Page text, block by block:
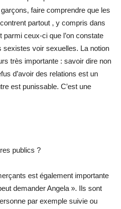
faire comprendre que les
partout , y compris dans
ceux-ci que l’on constate
sexistes voir sexuelles. La notion
très importante : savoir dire non
d’avoir des relations est un
est punissable. C’est une
publics ?
est également importante
demander Angela ». Ils sont
par exemple suivie ou